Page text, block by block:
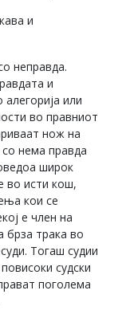
и
неправда.
и
алегорија или
во правниот
нож на
нема правда
широк
во исти кош,
кои се
е член на
трака во
Тогаш судии
судски
поголема